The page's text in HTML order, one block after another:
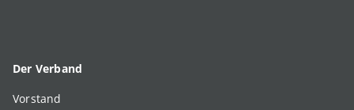
Der Verband
Vorstand